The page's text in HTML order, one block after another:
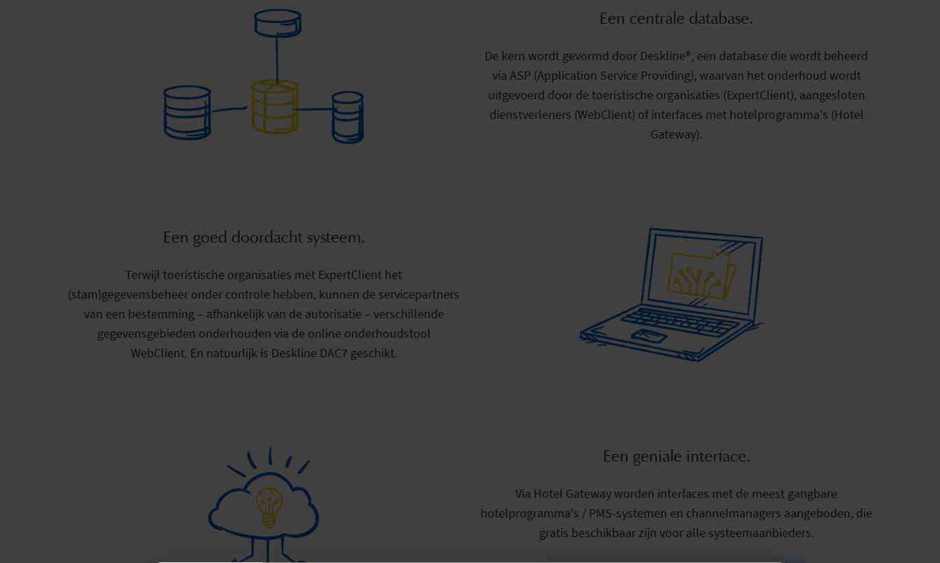
Een centrale database.
De kern wordt gevormd door Deskline®, een database die wordt beheerd
via ASP (Application Service Providing), waarvan het onderhoud wordt
uitgevoerd door de toeristische organisaties (ExpertClient), aangesloten
dienstverleners (WebClient) of interfaces met hotelprogramma's (Hotel
Gateway).
Een goed doordacht systeem.
Terwijl toeristische organisaties met ExpertClient het
(stam)gegevensbeheer onder controle hebben, kunnen de servicepartners
van een bestemming – afhankelijk van de autorisatie – verschillende
gegevensgebieden onderhouden via de online onderhoudstool
WebClient. En natuurlijk is Deskline DAC7 geschikt.
Een geniale interface.
Via Hotel Gateway worden interfaces met de meest gangbare
hotelprogramma's / PMS-systemen en channelmanagers aangeboden, die
gratis beschikbaar zijn voor alle systeemaanbieders.